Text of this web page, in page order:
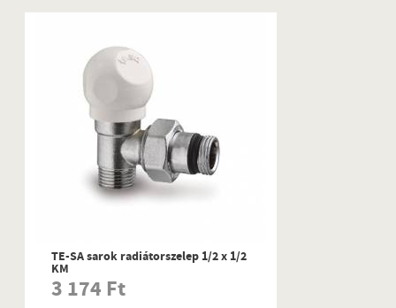
TE-SA sarok radiátorszelep 1/2 x 1/2
KM
3 174 Ft